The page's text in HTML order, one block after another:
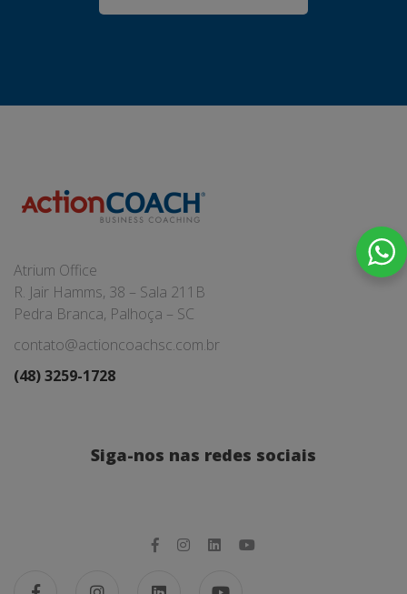
Atrium Office
R. Jair Hamms, 38 – Sala 211B
Pedra Branca, Palhoça – SC
contato@actioncoachsc.com.br
(48) 3259-1728
Siga-nos nas redes sociais